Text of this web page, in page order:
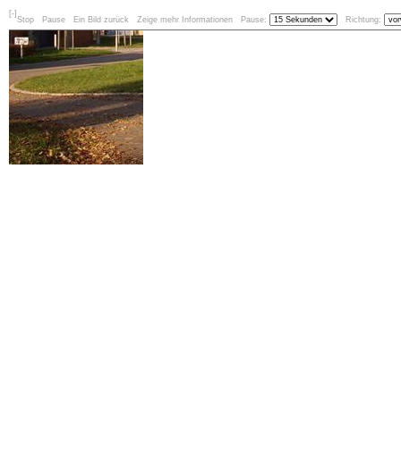
[-]
Stop Pause Ein Bild zurück Zeige mehr Informationen Pause: Richtung: